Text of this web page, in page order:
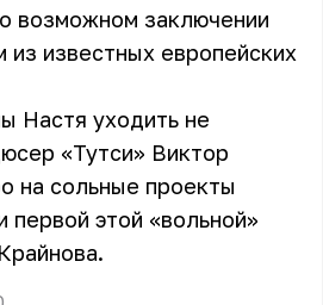
возможном заключении
из известных европейских
Настя уходить не
«Тутси» Виктор
на сольные проекты
первой этой «вольной»